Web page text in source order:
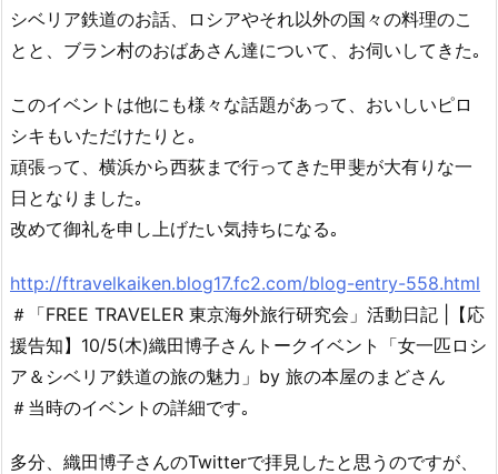
シベリア鉄道のお話、ロシアやそれ以外の国々の料理のこ
とと、ブラン村のおばあさん達について、お伺いしてきた｡
このイベントは他にも様々な話題があって、おいしいピロ
シキもいただけたりと｡
頑張って、横浜から西荻まで行ってきた甲斐が大有りな一
日となりました｡
改めて御礼を申し上げたい気持ちになる｡
http://ftravelkaiken.blog17.fc2.com/blog-entry-558.html
＃「FREE TRAVELER 東京海外旅行研究会」活動日記 |【応
援告知】10/5(木)織田博子さんトークイベント「女一匹ロシ
ア＆シベリア鉄道の旅の魅力」by 旅の本屋のまどさん
＃当時のイベントの詳細です｡
多分、織田博子さんのTwitterで拝見したと思うのですが、